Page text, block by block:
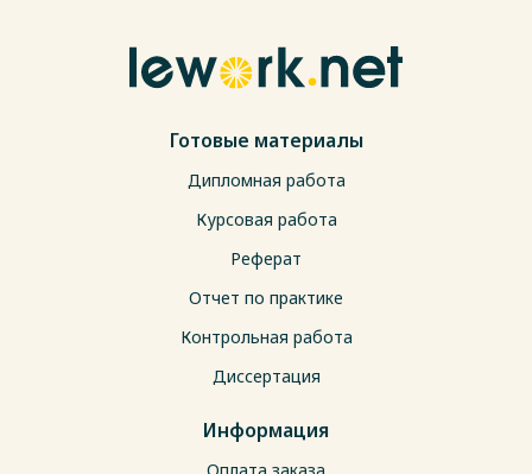
Готовые материалы
Дипломная работа
Курсовая работа
Реферат
Отчет по практике
Контрольная работа
Диссертация
Информация